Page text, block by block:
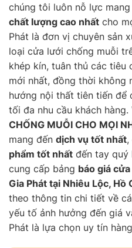
chúng tôi luôn nỗ lực
chất lượng cao nhất cho
Phát là đơn vị chuyên sản
loại cửa lưới chống muỗi
khép kín, tuân thủ các tiêu
mới nhất, đồng thời không
hướng nội thất tiên tiến để
tối đa nhu cầu khách
CHỐNG MUỖI CHO MỌI
mang đến dịch vụ tốt nhất,
phẩm tốt nhất đến tay quý
cung cấp bảng báo giá
Gia Phát tại Nhiêu Lộc, Hồ
theo thông tin chi tiết về
yếu tố ảnh hưởng đến giá
Phát là lựa chọn uy tín